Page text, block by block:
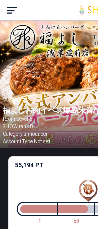
Room Level 6
SHOW rank B
Category announcer
Account Type Not set
55,194 PT
-1 ±0